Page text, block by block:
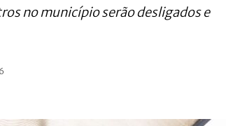
no município serão desligados e